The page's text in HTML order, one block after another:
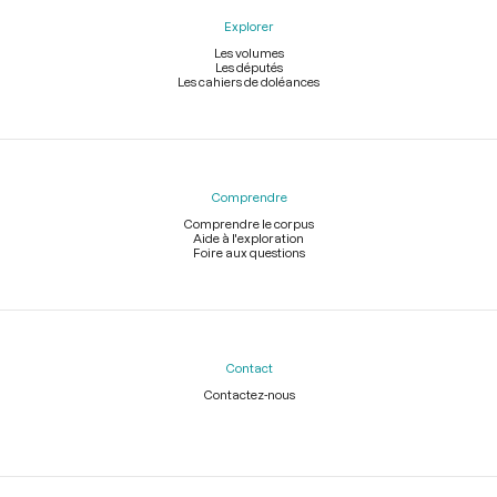
Explorer
Les volumes
Les députés
Les cahiers de doléances
Comprendre
Comprendre le corpus
Aide à l'exploration
Foire aux questions
Contact
Contactez-nous
Légal